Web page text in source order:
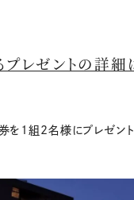
レゼントの詳細
を1組2名様にプレゼント